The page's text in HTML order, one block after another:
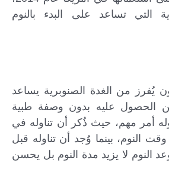
التي تساعد على البدء بالنوم
يُفرز من الغدة الصنوبرية يساعد
الحصول عليه بدون وصفة طبية
أمر مهم، حيث ذُكر أن تناوله في
النوم، بينما وُجد أن تناوله قبل
النوم لا يزيد مدة النوم بل يحسن